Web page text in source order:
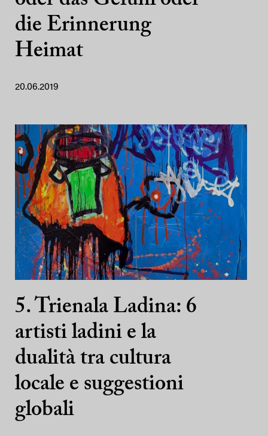
die Erinnerung
Heimat
20.06.2019
5. Trienala Ladina: 6
artisti ladini e la
dualità tra cultura
locale e suggestioni
globali